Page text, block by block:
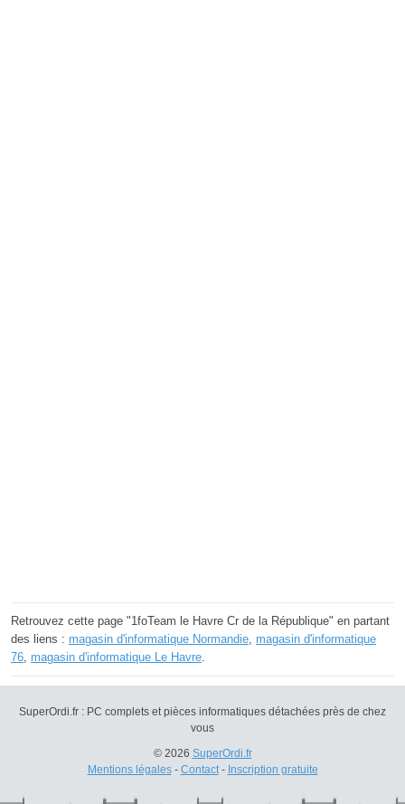
Retrouvez cette page "1foTeam le Havre Cr de la République" en partant
des liens : magasin d'informatique Normandie, magasin d'informatique
76, magasin d'informatique Le Havre.
SuperOrdi.fr : PC complets et pièces informatiques détachées près de chez
vous
© 2026 SuperOrdi.fr
Mentions légales- Contact- Inscription gratuite